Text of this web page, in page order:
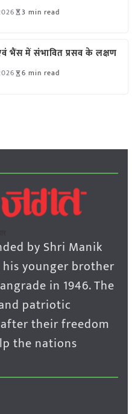
3 min read
भैंस में संभावित प्रसव के लक्षण
6 min read
by Shri Manik
younger brother
in 1946. The
patriotic
their freedom
the nations